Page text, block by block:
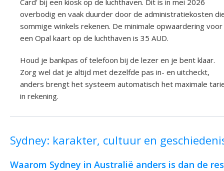
overbodig en vaak duurder door de administratiekosten
sommige winkels rekenen. De minimale opwaardering voor
een Opal kaart op de luchthaven is 35 AUD.
Houd je bankpas of telefoon bij de lezer en je bent klaar.
Zorg wel dat je altijd met dezelfde pas in- en uitcheckt,
anders brengt het systeem automatisch het maximale
in rekening.
Sydney: karakter, cultuur en
Waarom Sydney in Australië anders is dan de